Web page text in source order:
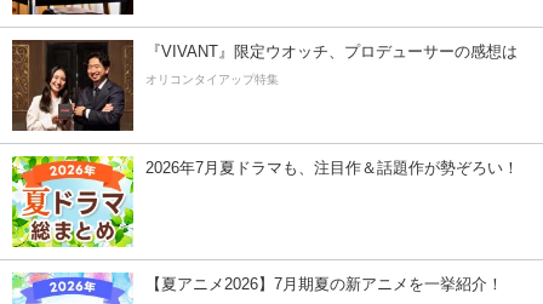
『VIVANT』限定ウオッチ、プロデューサーの感想は
オリコンタイアップ特集
2026年7月夏ドラマも、注目作＆話題作が勢ぞろい！
【夏アニメ2026】7月期夏の新アニメを一挙紹介！